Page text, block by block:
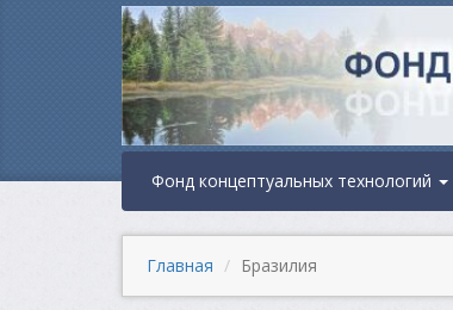
Фонд концептуальных технологий
Главная Бразилия